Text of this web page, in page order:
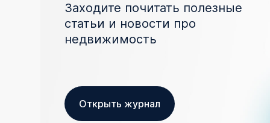
Заходите почитать полезные
статьи и новости про
недвижимость
Открыть журнал